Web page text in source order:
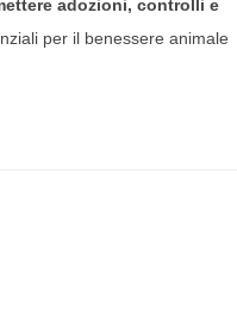
adozioni, controlli e
per il benessere animale